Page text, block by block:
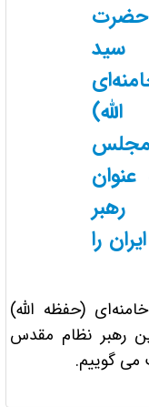
سید
را
(حفظه الله)
رهبر نظام مقدس
می گوییم.